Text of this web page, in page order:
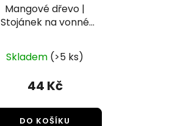
Mangové dřevo |
Stojánek na vonné
Skladem (>5 ks)
44 Kč
DO KOŠÍKU